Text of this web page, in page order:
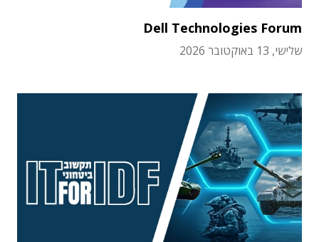
Dell Technologies Forum
שלישי, 13 באוקטובר 2026